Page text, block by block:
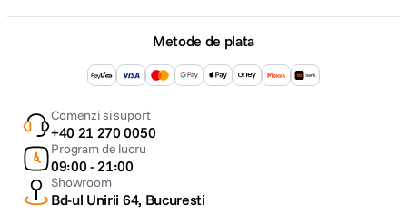
Metode de plata
Comenzi si suport
+40 21 270 0050
Program de lucru
09:00 - 21:00
Showroom
Bd-ul Unirii 64, Bucuresti